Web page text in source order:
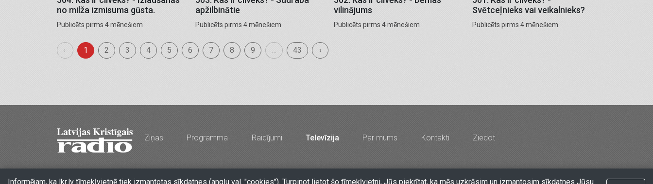
no milža izmisuma gūsta.
Publicēts pirms 4 mēnešiem
apžilbinātie
Publicēts pirms 4 mēnešiem
vilinājums
Publicēts pirms 4 mēnešiem
Svētceļnieks vai veikalnieks?
Publicēts pirms 4 mēnešiem
‹ 1 2 3 4 5 6 7 8 9 … 43 ›
Ziņas Programma Raidījumi Televīzija Par mums Kontakti Ziedot
Stabu iela 77a, Rīga, LV-1009, Latvija • Tālr. 67213704, 67210096, e-pasts lkr@lkr.lv Copyright 2026 SIA "Vārds & Co" - Latvijas Kristīgais radio
Informējam, ka lkr.lv tīmekļvietnē tiek izmantotas sīkdatnes (angļu val. "cookies"). Turpinot lietot šo tīmekļvietni, Jūs piekrītat, ka mēs uzkrāsim un izmantosim sīkdatnes Jūsu